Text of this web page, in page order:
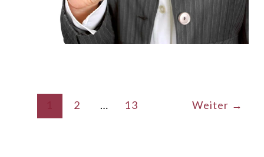
2 … 13 Weiter →